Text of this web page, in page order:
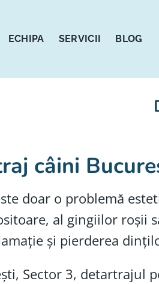
ECHIPA SERVICII BLOG
câini
doar o problemă
al gingiilor roșii
și pierderea
Sector 3, detartrajul